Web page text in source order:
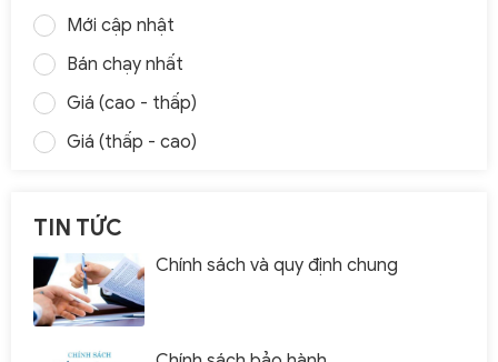
Mới cập nhật
Bán chạy nhất
Giá (cao - thấp)
Giá (thấp - cao)
TIN TỨC
Chính sách và quy định chung